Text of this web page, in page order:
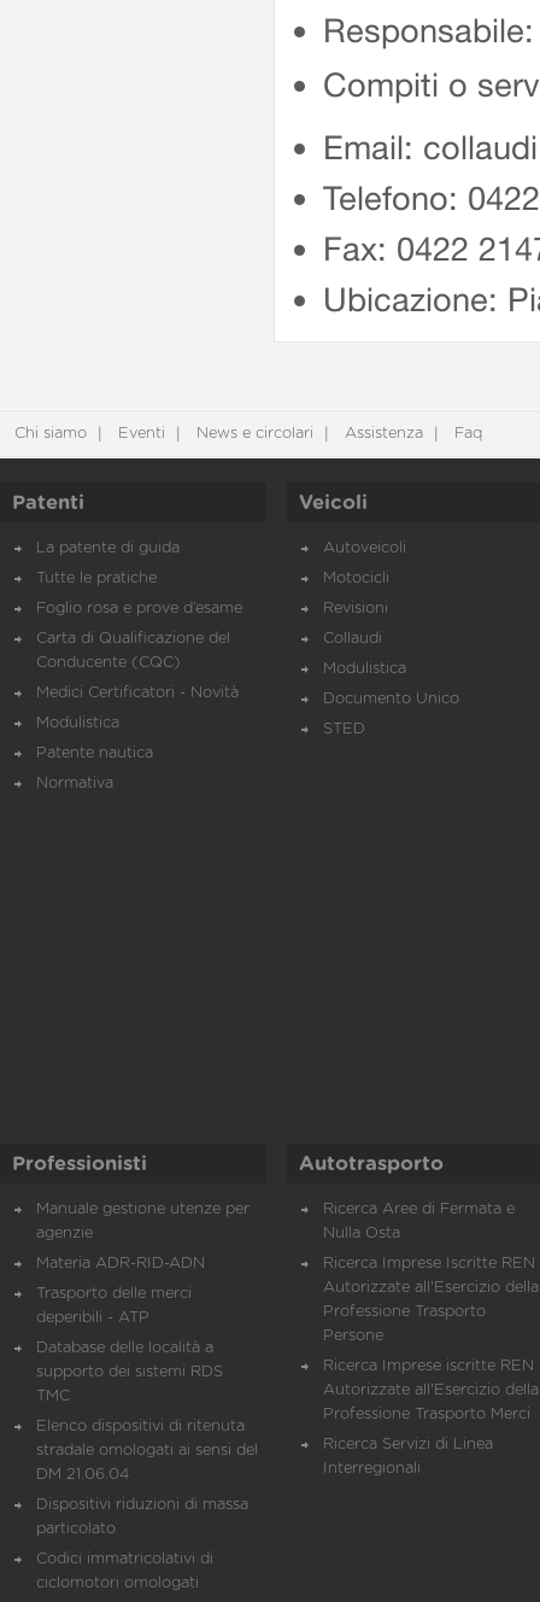
Compiti o
Email:
Telefono:
Fax: 0422
Ubicazione:
Chi siamo Eventi News e circolari Assistenza Faq
Patenti
La patente di guida
Tutte le pratiche
Foglio rosa e prove d’esame
Carta di Qualificazione del
Conducente (CQC)
Medici Certificatori - Novità
Modulistica
Patente nautica
Normativa
Veicoli
Autoveicoli
Motocicli
Revisioni
Collaudi
Modulistica
Documento Unico
STED
Professionisti
Manuale gestione utenze per
agenzie
Materia ADR-RID-ADN
Trasporto delle merci
deperibili - ATP
Database delle località a
supporto dei sistemi RDS
TMC
Elenco dispositivi di ritenuta
stradale omologati ai sensi del
DM 21.06.04
Dispositivi riduzioni di massa
particolato
Codici immatricolativi di
ciclomotori omologati
Autotrasporto
Ricerca Aree di Fermata e
Nulla Osta
Ricerca Imprese Iscritte REN
Autorizzate all'Esercizio della
Professione Trasporto
Persone
Ricerca Imprese iscritte REN
Autorizzate all'Esercizio della
Professione Trasporto Merci
Ricerca Servizi di Linea
Interregionali